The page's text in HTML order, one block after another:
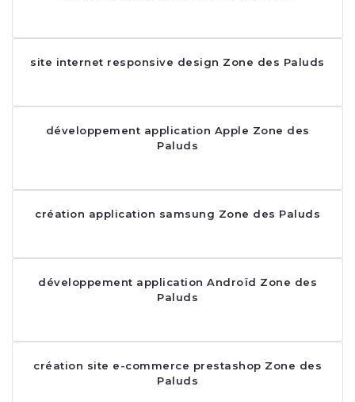
site internet responsive design Zone des Paluds
développement application Apple Zone des
Paluds
création application samsung Zone des Paluds
développement application Androïd Zone des
Paluds
création site e-commerce prestashop Zone des
Paluds